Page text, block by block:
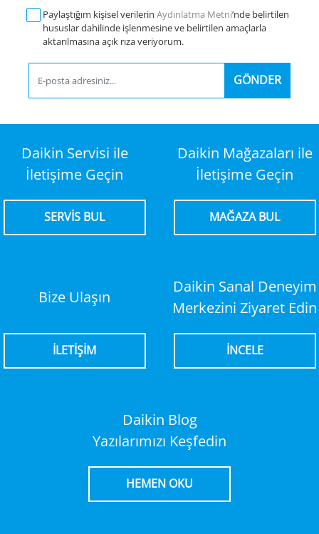
Paylaştığım kişisel verilerin Aydınlatma Metni’nde belirtilen
hususlar dahilinde işlenmesine ve belirtilen amaçlarla
aktarılmasına açık rıza veriyorum.
GÖNDER
Daikin Servisi ile
İletişime Geçin
SERVİS BUL
Daikin Mağazaları ile
İletişime Geçin
MAĞAZA BUL
Bize Ulaşın
İLETİŞİM
Daikin Sanal Deneyim
Merkezini Ziyaret Edin
İNCELE
Daikin Blog
Yazılarımızı Keşfedin
HEMEN OKU